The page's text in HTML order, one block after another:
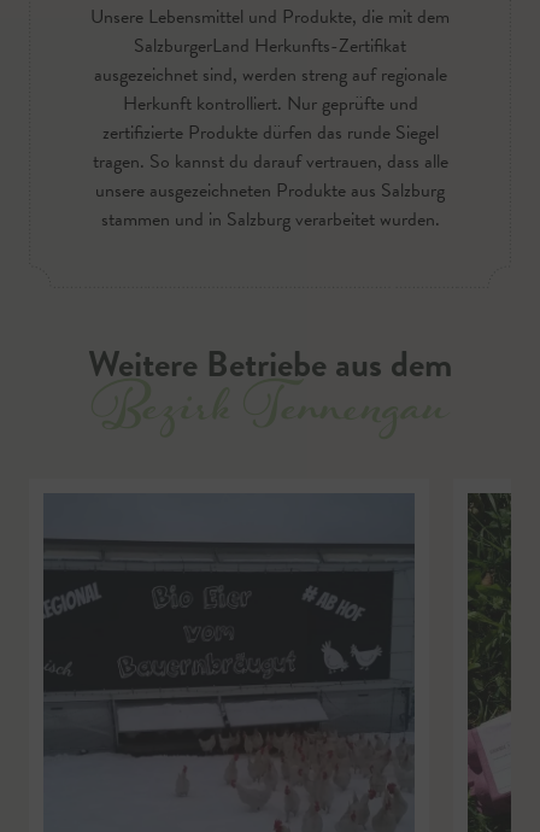
Unsere Lebensmittel und Produkte, die mit dem
SalzburgerLand Herkunfts-Zertifikat
ausgezeichnet sind, werden streng auf regionale
Herkunft kontrolliert. Nur geprüfte und
zertifizierte Produkte dürfen das runde Siegel
tragen. So kannst du darauf vertrauen, dass alle
unsere ausgezeichneten Produkte aus Salzburg
stammen und in Salzburg verarbeitet wurden.
Weitere Betriebe aus dem
Bezirk Tennengau